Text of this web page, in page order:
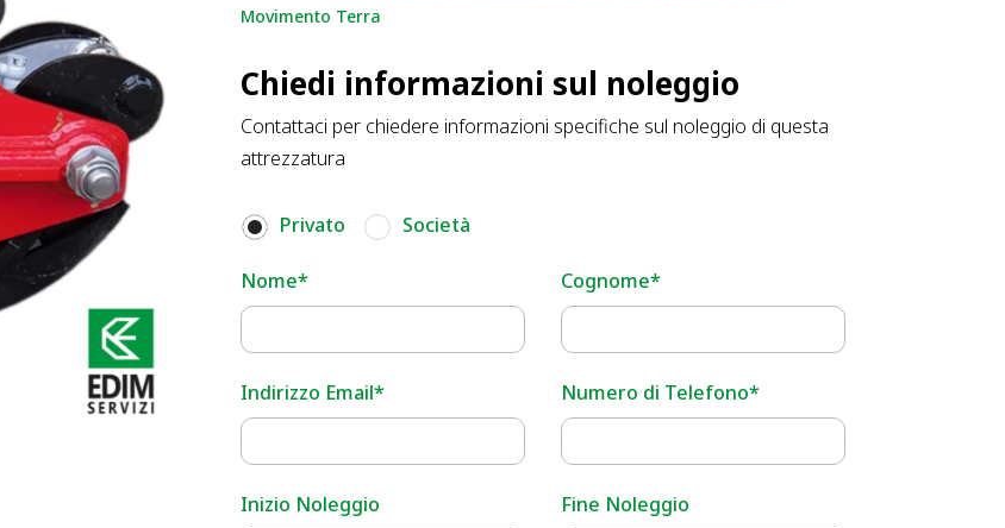
Movimento Terra
Chiedi informazioni sul noleggio
Contattaci per chiedere informazioni specifiche sul noleggio di questa
attrezzatura
Privato Società
Nome* Cognome*
Indirizzo Email* Numero di Telefono*
Inizio Noleggio Fine Noleggio